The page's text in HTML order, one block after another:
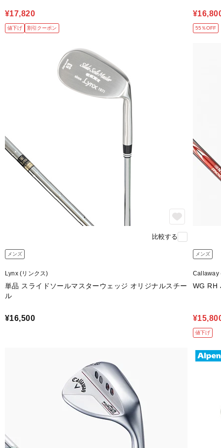
¥17,820
値下げ 割引クーポン 55％OFF
比較する
メンズ
Lynx (リンクス)
単品 スライドソールマスターウェッジ オリジナルスチー
ル
¥16,500
メンズ
Callaway
WG RH
値下げ